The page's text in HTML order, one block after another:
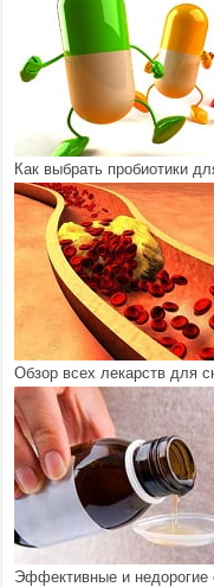
Как выбрать пробиотики
Обзор всех лекарств для
Эффективные и недорогие